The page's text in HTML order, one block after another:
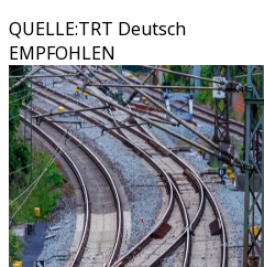
QUELLE:TRT Deutsch
EMPFOHLEN